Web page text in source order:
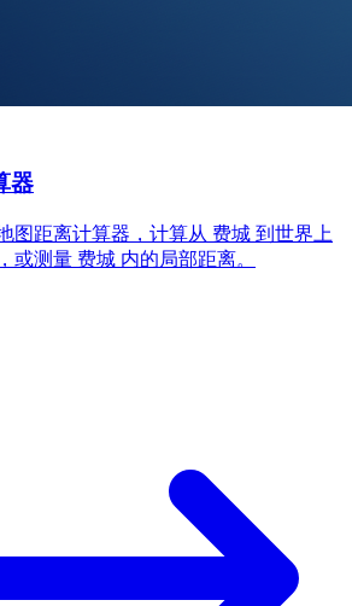
器
图距离计算器，计算从 费城 到世界上
或测量 费城 内的局部距离。